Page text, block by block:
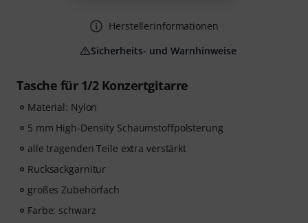
Tasche für 1/2 Konzertgitarre
Material: Nylon
5 mm High-Density Schaumstoffpolsterung
alle tragenden Teile extra verstärkt
Rucksackgarnitur
großes Zubehörfach
Farbe: schwarz
Herstellerinformationen
Sicherheits- und Warnhinweise